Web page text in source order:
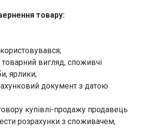
товару:
вигляд, споживчі
ярлики;
документ з датою
купівлі-продажу продавець
розрахунки з споживачем,